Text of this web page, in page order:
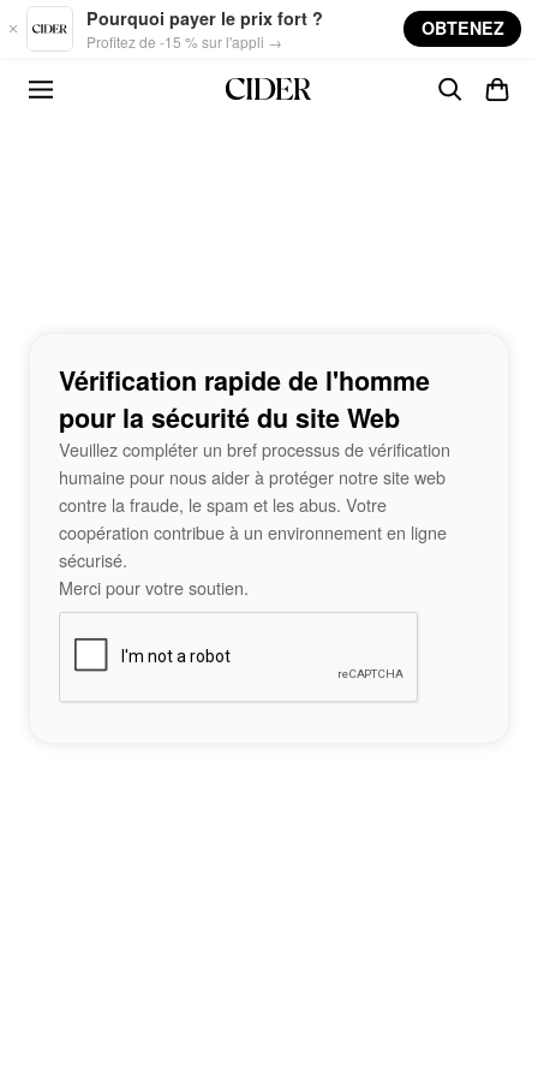
Skip to main content
Pourquoi payer le prix fort ?
Profitez de -15 % sur l'appli →
OBTENEZ
Vérification rapide de l'homme
pour la sécurité du site Web
Veuillez compléter un bref processus de vérification
humaine pour nous aider à protéger notre site web
contre la fraude, le spam et les abus. Votre
coopération contribue à un environnement en ligne
sécurisé.
Merci pour votre soutien.